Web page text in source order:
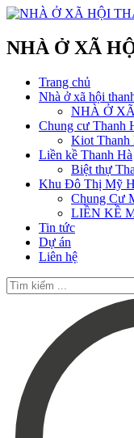
NHÀ Ở XÃ
Trang chủ
Nhà ở xã hội
NHÀ Ở
Chung cư Thanh
Kiot Thanh
Liền kề Thanh Hà
Biệt thự
Khu Đô Thị Mỹ
Chung Cư
LIỀN KỀ
Tin tức
Dự án
Liên hệ